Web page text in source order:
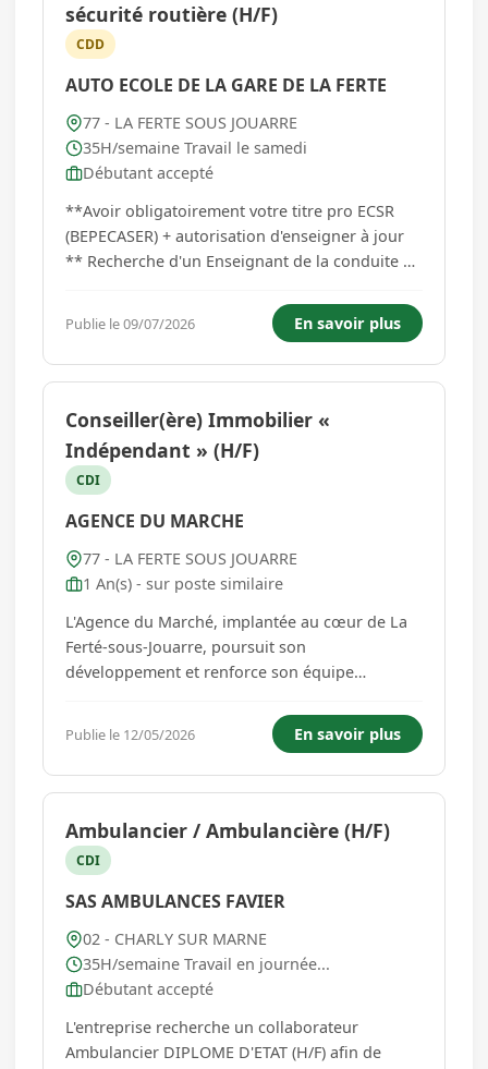
sécurité routière (H/F)
CDD
AUTO ECOLE DE LA GARE DE LA FERTE
77 - LA FERTE SOUS JOUARRE
35H/semaine Travail le samedi
Débutant accepté
**Avoir obligatoirement votre titre pro ECSR
(BEPECASER) + autorisation d'enseigner à jour
** Recherche d'un Enseignant de la conduite et
au samedi AMPLITUDE HORAIRE : 9H00 - 19H00
Publie le 09/07/2026 En savoir plus
Conseiller(ère) Immobilier «
Indépendant » (H/F)
CDI
AGENCE DU MARCHE
77 - LA FERTE SOUS JOUARRE
1 An(s) - sur poste similaire
L'Agence du Marché, implantée au cœur de La
Ferté-sous-Jouarre, poursuit son
développement et renforce son équipe
statut d'indépendant avec Commission jusqu'à
45% des honoraires. *Vos missions : - Déve...
Publie le 12/05/2026 En savoir plus
Ambulancier / Ambulancière (H/F)
CDI
SAS AMBULANCES FAVIER
02 - CHARLY SUR MARNE
35H/semaine Travail en journée...
Débutant accepté
L'entreprise recherche un collaborateur
Ambulancier DIPLOME D'ETAT (H/F) afin de